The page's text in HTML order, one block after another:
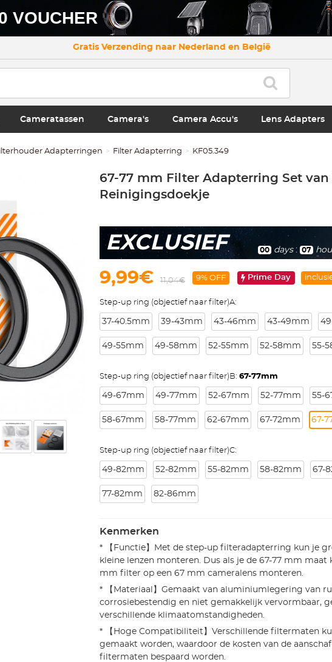
VOUCHER
Gratis Verzending naar Nederland en België
Cameratassen Camera's Camera Accu's Lens Adapters
Adapterringen Filter Adapterring KF05.349
67-77 mm Filter Adapterring Set van
Reinigingsdoekje
EXCLUSIEF 00 days : 07
9,99€ 11,04€ 9% OFF Prime Day
Step-up ring (objectief naar filter)A:
37-40.5mm 39-43mm 43-46mm 43-49mm
49-55mm 49-58mm 52-55mm 52-58mm 55-
Step-up ring (objectief naar filter)B: 67-77mm
49-67mm 49-77mm 52-67mm 52-77mm 55-
58-67mm 58-77mm 62-67mm 67-72mm 67-
Step-up ring (objectief naar filter)C:
49-82mm 52-82mm 55-82mm 58-82mm 67-
77-82mm 82-86mm
Kenmerken
* 【Functie】Met de step-up filteradapterring kun je
kleine lenzen monteren. Dus als je de 67-77 mm maat
mm filter op een 67 mm cameralens monteren.
* 【Materiaal】Gemaakt van aluminiumlegering van
corrosiebestendig en niet gemakkelijk vervormbaar,
verschillende klimaatomstandigheden.
* 【Hoge Compatibiliteit】Verschillende filtermaten
gemaakt worden, waardoor de kosten van de
filtermaten bespaard worden.